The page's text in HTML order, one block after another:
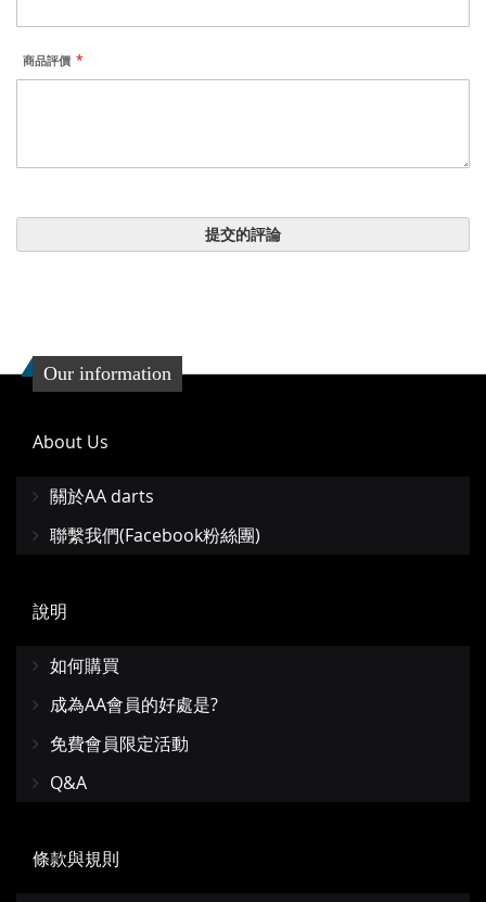
商品評價
提交的評論
Our information
About Us
關於AA darts
聯繫我們(Facebook粉絲團)
說明
如何購買
成為AA會員的好處是?
免費會員限定活動
Q&A
條款與規則